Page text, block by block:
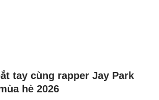
tay cùng rapper Jay Park
hè 2026